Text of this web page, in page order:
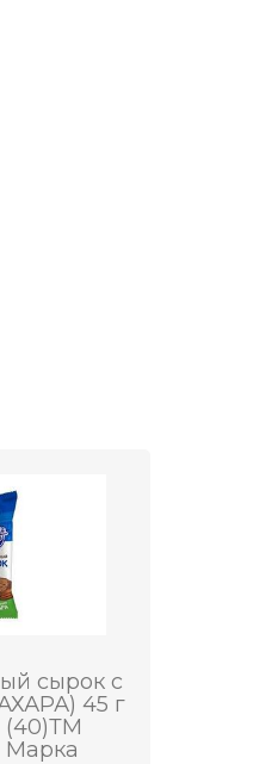
сырок с
45 г
(40)ТМ
Марка